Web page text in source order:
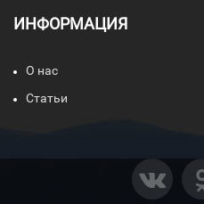
ИНФОРМАЦИЯ
О нас
Статьи